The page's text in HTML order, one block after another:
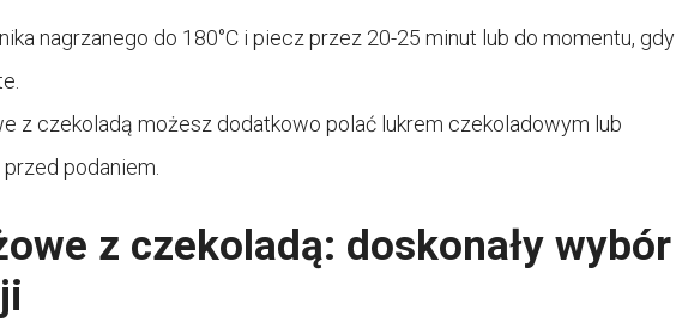
nagrzanego do 180°C i piecz przez 20-25 minut lub do momentu, gdy
z czekoladą możesz dodatkowo polać lukrem czekoladowym lub
podaniem.
z czekoladą: doskonały wybór